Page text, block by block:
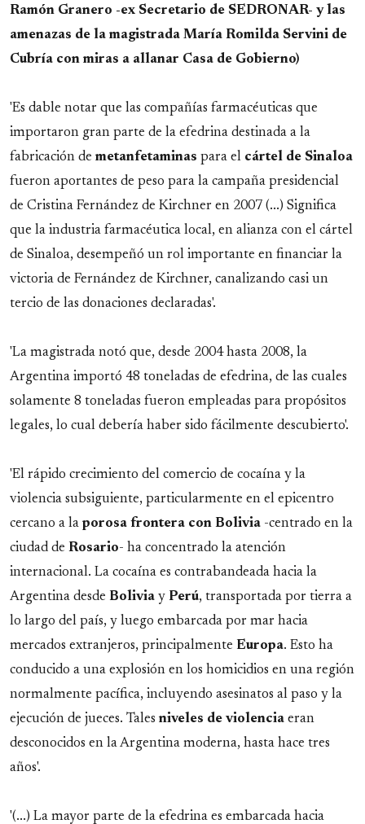
Ramón Granero -ex Secretario de SEDRONAR- y las
amenazas de la magistrada María Romilda Servini de
Cubría con miras a allanar Casa de Gobierno)
'Es dable notar que las compañías farmacéuticas que
importaron gran parte de la efedrina destinada a la
fabricación de metanfetaminas para el cártel de Sinaloa
fueron aportantes de peso para la campaña presidencial
de Cristina Fernández de Kirchner en 2007 (...) Significa
que la industria farmacéutica local, en alianza con el cártel
de Sinaloa, desempeñó un rol importante en financiar la
victoria de Fernández de Kirchner, canalizando casi un
tercio de las donaciones declaradas'.
'La magistrada notó que, desde 2004 hasta 2008, la
Argentina importó 48 toneladas de efedrina, de las cuales
solamente 8 toneladas fueron empleadas para propósitos
legales, lo cual debería haber sido fácilmente descubierto'.
'El rápido crecimiento del comercio de cocaína y la
violencia subsiguiente, particularmente en el epicentro
cercano a la porosa frontera con Bolivia -centrado en la
ciudad de Rosario- ha concentrado la atención
internacional. La cocaína es contrabandeada hacia la
Argentina desde Bolivia y Perú, transportada por tierra a
lo largo del país, y luego embarcada por mar hacia
mercados extranjeros, principalmente Europa. Esto ha
conducido a una explosión en los homicidios en una región
normalmente pacífica, incluyendo asesinatos al paso y la
ejecución de jueces. Tales niveles de violencia eran
desconocidos en la Argentina moderna, hasta hace tres
años'.
'(...) La mayor parte de la efedrina es embarcada hacia